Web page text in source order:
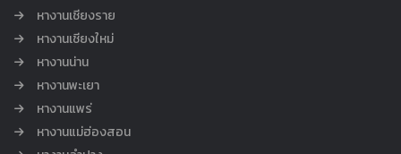
หางานเชียงราย
หางานเชียงใหม่
หางานน่าน
หางานพะเยา
หางานแพร่
หางานแม่ฮ่องสอน